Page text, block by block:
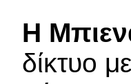
Η
δίκτυο